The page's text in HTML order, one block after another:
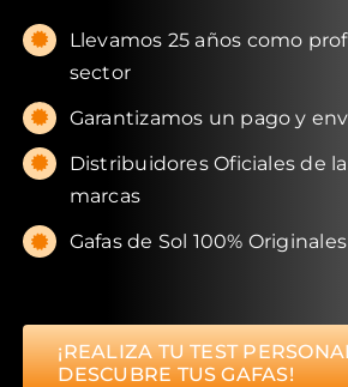
Llevamos 25 años como
sector
Garantizamos un pago y
Distribuidores Oficiales de
marcas
Gafas de Sol 100% Originales
¡REALIZA TU TEST
DESCUBRE TUS GAFAS!